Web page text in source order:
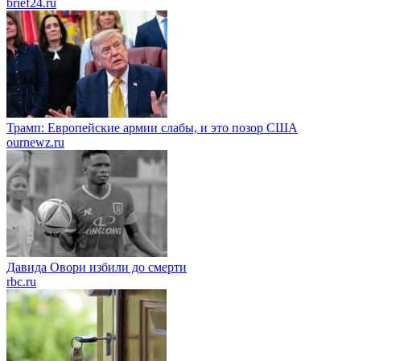
brief24.ru
Трамп: Европейские армии слабы, и это позор США
ournewz.ru
Давида Овори избили до смерти
rbc.ru